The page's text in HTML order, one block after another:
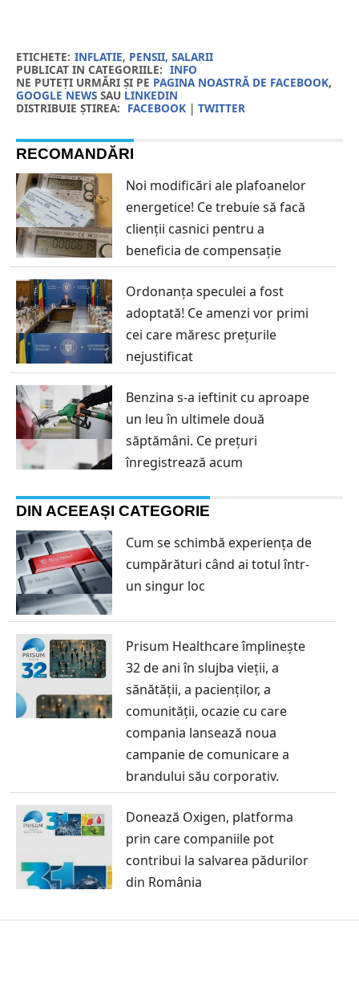
ETICHETE: INFLATIE, PENSII, SALARII
PUBLICAT IN CATEGORIILE: INFO
NE PUTEȚI URMĂRI ȘI PE PAGINA NOASTRĂ DE FACEBOOK,
GOOGLE NEWSSAU LINKEDIN
DISTRIBUIE ȘTIREA: FACEBOOK| TWITTER
RECOMANDĂRI
Noi modificări ale plafoanelor
energetice! Ce trebuie să facă
clienții casnici pentru a
beneficia de compensație
Ordonanța speculei a fost
adoptată! Ce amenzi vor primi
cei care măresc prețurile
nejustificat
Benzina s-a ieftinit cu aproape
un leu în ultimele două
săptămâni. Ce prețuri
înregistrează acum
DIN ACEEAȘI CATEGORIE
Cum se schimbă experiența de
cumpărături când ai totul într-
un singur loc
Prisum Healthcare împlinește
32 de ani în slujba vieții, a
sănătății, a pacienților, a
comunității, ocazie cu care
compania lansează noua
campanie de comunicare a
brandului său corporativ.
Donează Oxigen, platforma
prin care companiile pot
contribui la salvarea pădurilor
din România